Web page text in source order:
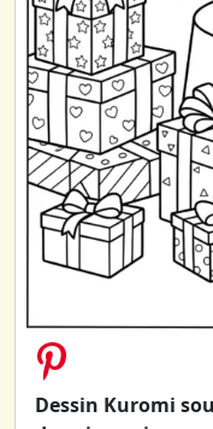
Dessin Kuromi